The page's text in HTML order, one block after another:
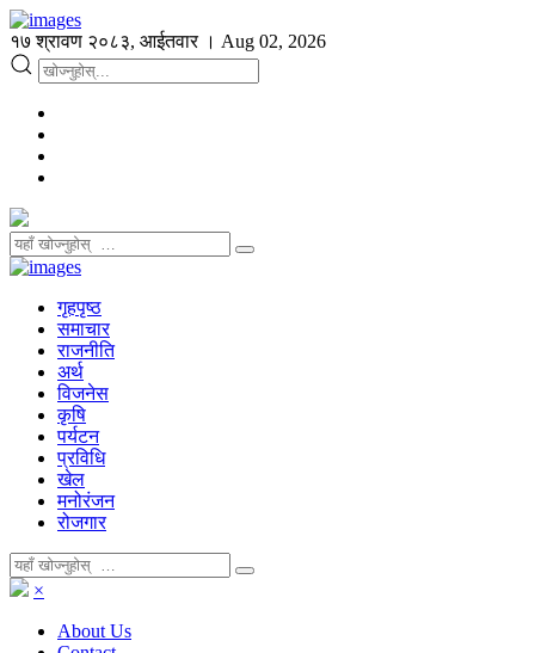
१७ श्रावण २०८३, आईतवार । Aug 02, 2026
गृहपृष्ठ
समाचार
राजनीति
अर्थ
विजनेस
कृषि
पर्यटन
प्रविधि
खेल
मनोरंजन
रोजगार
×
About Us